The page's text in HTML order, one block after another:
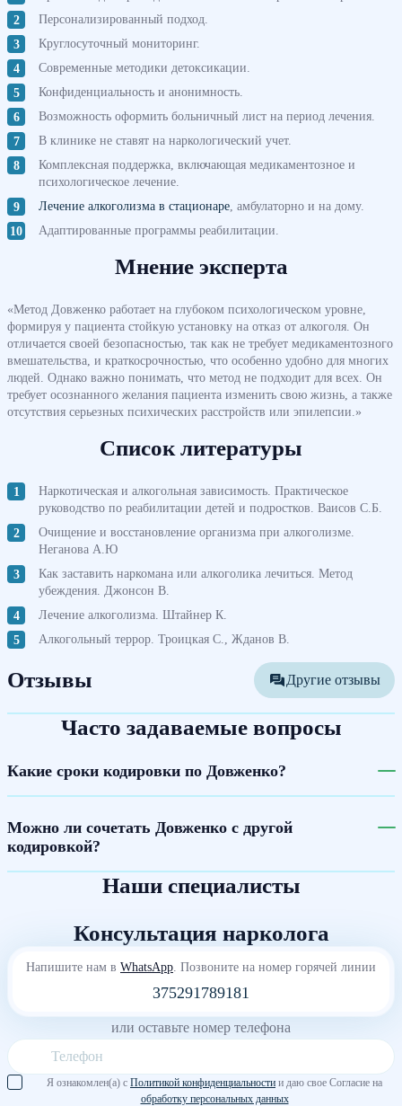
Персонализированный подход.
Круглосуточный мониторинг.
Современные методики детоксикации.
Конфиденциальность и анонимность.
Возможность оформить больничный лист на период лечения.
В клинике не ставят на наркологический учет.
Комплексная поддержка, включающая медикаментозное и
психологическое лечение.
Лечение алкоголизма в стационаре , амбулаторно и на дому.
Адаптированные программы реабилитации.
Мнение эксперта
«Метод Довженко работает на глубоком психологическом уровне,
формируя у пациента стойкую установку на отказ от алкоголя. Он
отличается своей безопасностью, так как не требует медикаментозного
вмешательства, и краткосрочностью, что особенно удобно для многих
людей. Однако важно понимать, что метод не подходит для всех. Он
требует осознанного желания пациента изменить свою жизнь, а также
отсутствия серьезных психических расстройств или эпилепсии.»
Список литературы
Наркотическая и алкогольная зависимость. Практическое
руководство по реабилитации детей и подростков. Ваисов С.Б.
Очищение и восстановление организма при алкоголизме.
Неганова А.Ю
Как заставить наркомана или алкоголика лечиться. Метод
убеждения. Джонсон В.
Лечение алкоголизма. Штайнер К.
Алкогольный террор. Троицкая С., Жданов В.
Отзывы Другие отзывы
Часто задаваемые вопросы
Какие сроки кодировки по Довженко?
Можно ли сочетать Довженко с другой
кодировкой?
Наши специалисты
Консультация нарколога
Напишите нам в WhatsApp . Позвоните на номер горячей линии
375291789181
или оставьте номер телефона
Я ознакомлен(а) с Политикой конфиденциальности и даю свое Согласие на
обработку персональных данных